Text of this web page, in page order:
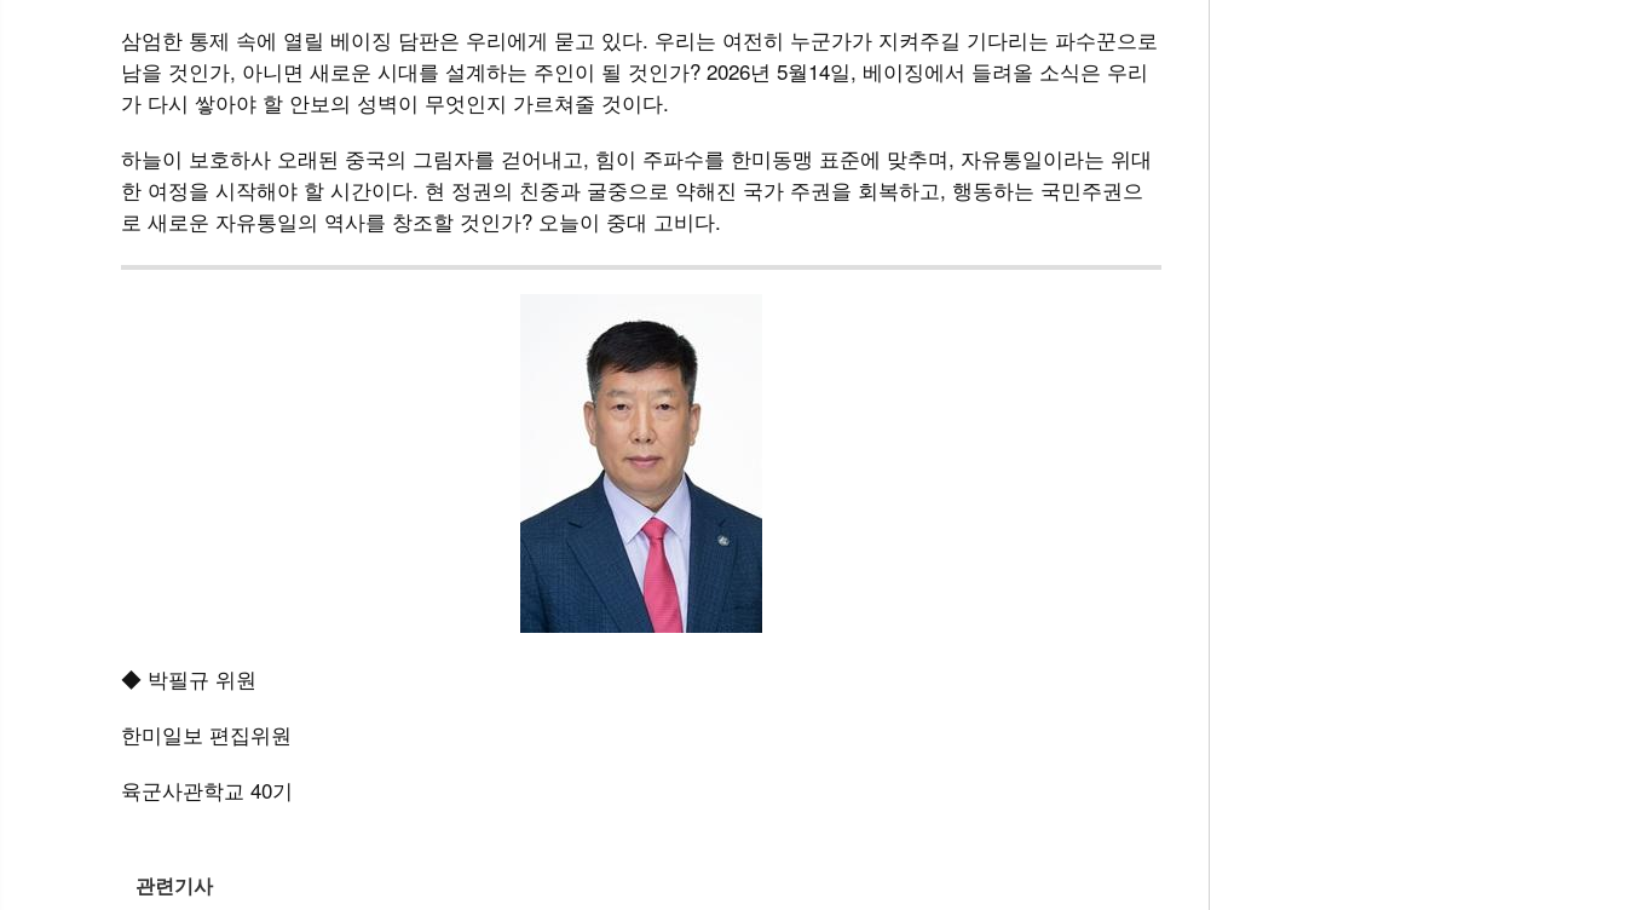
삼엄한 통제 속에 열릴 베이징 담판은 우리에게 묻고 있다. 우리는 여전히 누군가가 지켜주길 기다리는 파수꾼으로
남을 것인가, 아니면 새로운 시대를 설계하는 주인이 될 것인가? 2026년 5월14일, 베이징에서 들려올 소식은 우리
가 다시 쌓아야 할 안보의 성벽이 무엇인지 가르쳐줄 것이다.
하늘이 보호하사 오래된 중국의 그림자를 걷어내고, 힘이 주파수를 한미동맹 표준에 맞추며, 자유통일이라는 위대
한 여정을 시작해야 할 시간이다. 현 정권의 친중과 굴중으로 약해진 국가 주권을 회복하고, 행동하는 국민주권으
로 새로운 자유통일의 역사를 창조할 것인가? 오늘이 중대 고비다.
◆ 박필규 위원
한미일보 편집위원
육군사관학교 40기
관련기사